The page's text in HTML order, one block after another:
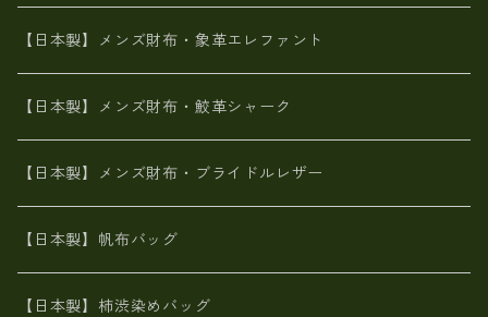
メタリック
革友禅染め
ポーテッド
メタリック
山羊革
名刺入れ・キーケース、他
鮫革シャーク【日本製】メンズ 財布
ブライドルレザー【日本製】メンズ 財布
MAISON de HIROAN 【日本製】メンズ 財布
栃木レザー 【日本製】メンズ 財布
革小物・財布【日本製】メンズ レディース
【日本製】メンズ財布・象革エレファント
【日本製】メンズ財布・鮫革シャーク
【日本製】メンズ財布・ブライドルレザー
【日本製】帆布バッグ
【日本製】柿渋染めバッグ